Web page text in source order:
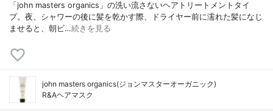
「john masters organics」の洗い流さないヘアトリートメントタイ
プ。夜、シャワーの後に髪を乾かす際、ドライヤー前に濡れた髪になじ
ませると、朝ビ…続きを見る
john masters organics(ジョンマスターオーガニック)
R&Aヘアマスク